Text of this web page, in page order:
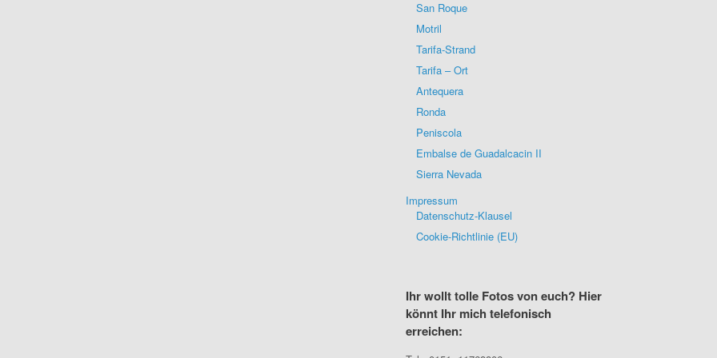
San Roque
Motril
Tarifa-Strand
Tarifa – Ort
Antequera
Ronda
Peniscola
Embalse de Guadalcacin II
Sierra Nevada
Impressum
Datenschutz-Klausel
Cookie-Richtlinie (EU)
Ihr wollt tolle Fotos von euch? Hier
könnt Ihr mich telefonisch
erreichen: